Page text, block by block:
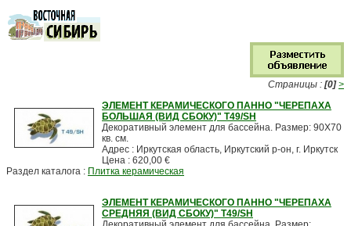
Страницы : [0] >
ЭЛЕМЕНТ КЕРАМИЧЕСКОГО ПАННО "ЧЕРЕПАХА
БОЛЬШАЯ (ВИД СБОКУ)" T49/SH
Декоративный элемент для бассейна. Размер: 90X70
кв. см.
Адрес : Иркутская область, Иркутский р-он, г. Иркутск
Цена : 620,00 €
Раздел каталога : Плитка керамическая
ЭЛЕМЕНТ КЕРАМИЧЕСКОГО ПАННО "ЧЕРЕПАХА
СРЕДНЯЯ (ВИД СБОКУ)" T49/SH